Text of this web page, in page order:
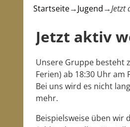
Startseite→Jugend→Jetzt
Jetzt aktiv
Unsere Gruppe besteht
Ferien) ab 18:30 Uhr
Bei uns wird es nicht
mehr.
Beispielsweise üben wir